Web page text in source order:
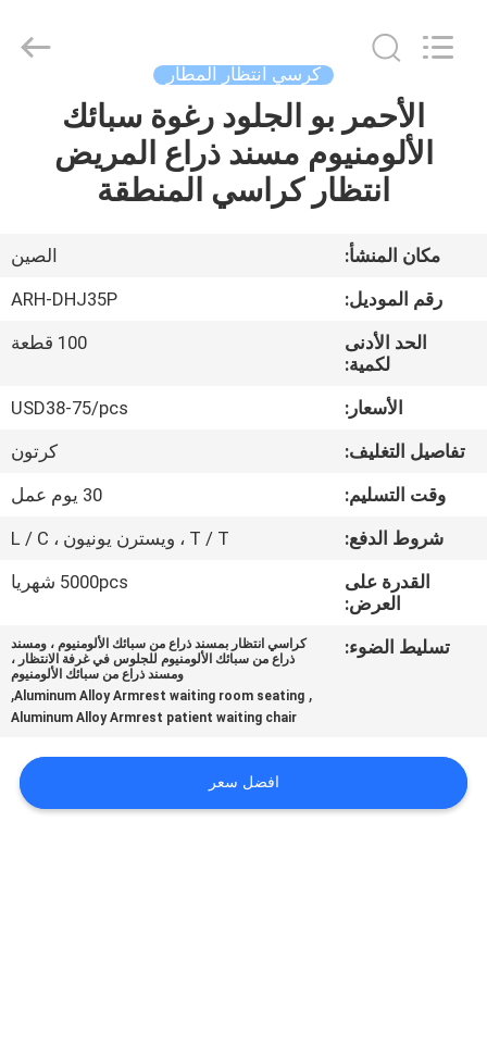
منزل،
معلومات
في
المعمل
مراقبة
الجودة
اتصل
مدونات
اطلب
Commercial
Co.,Ltd.
كرسي انتظار المطار
الأحمر بو الجلود رغوة سبائك
الألومنيوم مسند ذراع المريض
انتظار كراسي المنطقة
مكان المنشأ:
الصين
رقم الموديل:
ARH-DHJ35P
الحد الأدنى
لكمية:
100 قطعة
الأسعار:
USD38-75/pcs
تفاصيل التغليف:
كرتون
وقت التسليم:
30 يوم عمل
شروط الدفع:
T / T ، ويسترن يونيون ، L / C
القدرة على
العرض:
5000pcs شهريا
تسليط الضوء:
كراسي انتظار بمسند ذراع من سبائك الألومنيوم ، ومسند
ذراع من سبائك الألومنيوم للجلوس في غرفة الانتظار ،
ومسند ذراع من سبائك الألومنيوم
,
Aluminum Alloy Armrest waiting room seating
,
Aluminum Alloy Armrest patient waiting chair
افضل سعر